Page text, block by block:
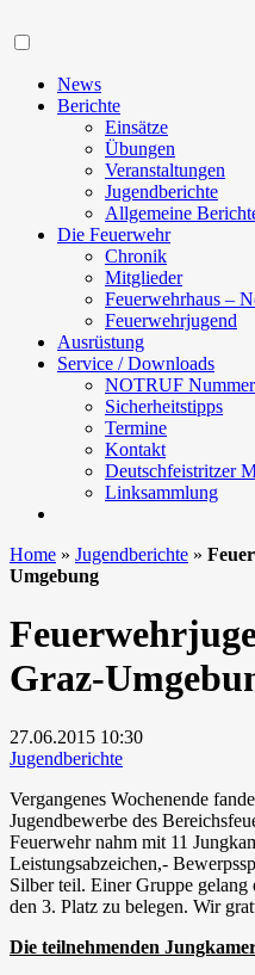
News
Berichte
Einsätze
Übungen
Veranstaltungen
Jugendberichte
Allgemeine
Die Feuerwehr
Chronik
Mitglieder
Feuerwehrhaus –
Feuerwehrjugend
Ausrüstung
Service / Downloads
NOTRUF
Sicherheitstipps
Termine
Kontakt
Deutschfeistritzer
Linksammlung
Home » Jugendberichte »
Umgebung
Graz-
27.06.2015 10:30
Jugendberichte
Vergangenes Wochenende
Jugendbewerbe des
Feuerwehr nahm mit 11
Leistungsabzeichen,-
Silber teil. Einer Gruppe gelang
den 3. Platz zu belegen. Wir
Die teilnehmenden